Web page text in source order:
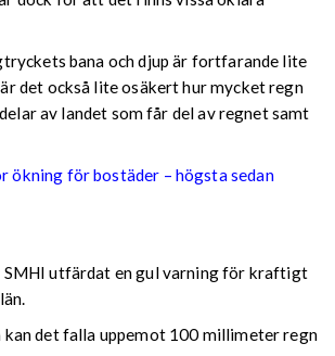
bana och djup är fortfarande lite
det också lite osäkert hur mycket regn
av landet som får del av regnet samt
ökning för bostäder – högsta sedan
SMHI utfärdat en gul varning för kraftigt
kan det falla uppemot 100 millimeter regn